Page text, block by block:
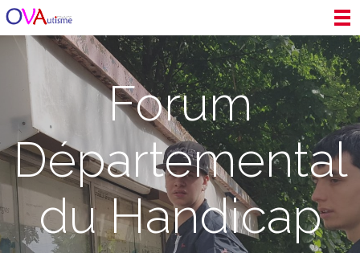
Forum
Départemental
du Handicap